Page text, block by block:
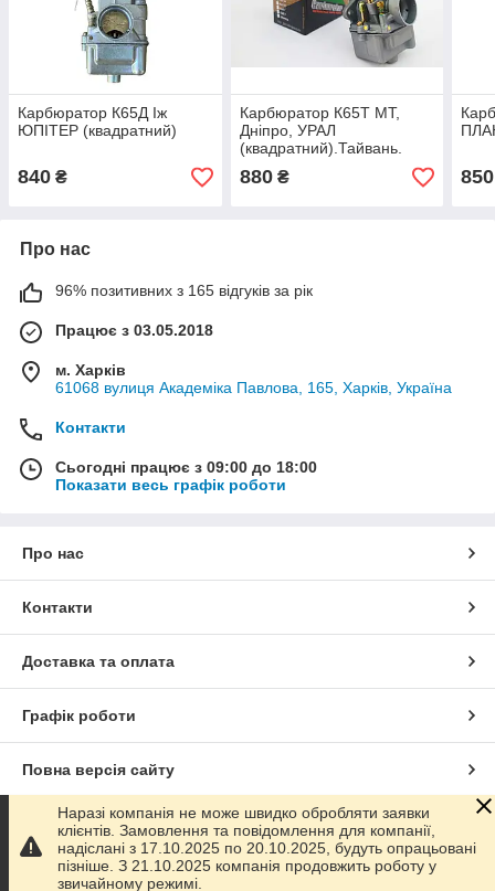
Карбюратор К65Д Іж
ЮПІТЕР (квадратний)
840 ₴
Карбюратор К65Т МТ,
Дніпро, УРАЛ
(квадратний).Тайвань.
880₴ 850
Про нас
96% позитивних з 165 відгуків за рік
Працює з 03.05.2018
м. Харків
61068 вулиця Академіка Павлова, 165, Харків, Україна
Контакти
Сьогодні працює з 09:00 до 18:00
Показати весь графік роботи
Про нас
Контакти
Доставка та оплата
Графік роботи
Повна версія сайту
Сайт створено на маркетплейсіProm.ua
Політика конфіденційності
Наразі компанія не може швидко обробляти заявки
клієнтів. Замовлення та повідомлення для компанії,
надіслані з 17.10.2025 по 20.10.2025, будуть опрацьовані
пізніше. З 21.10.2025 компанія продовжить роботу у
звичайному режимі.